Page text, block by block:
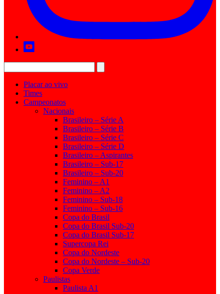
Placar ao vivo
Times
Campeonatos
Nacionais
Brasileiro – Série A
Brasileiro – Série B
Brasileiro – Série C
Brasileiro – Série D
Brasileiro – Aspirantes
Brasileiro – Sub-17
Brasileiro – Sub-20
Feminino – A1
Feminino – A2
Feminino – Sub-18
Feminino – Sub-16
Copa do Brasil
Copa do Brasil Sub-20
Copa do Brasil Sub-17
Supercopa Rei
Copa do Nordeste
Copa do Nordeste – Sub-20
Copa Verde
Paulistas
Paulista A1